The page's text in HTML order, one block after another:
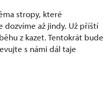
stropy, které
dozvíme až jindy. Už příští
z kazet. Tentokrát bude
s námi dál taje